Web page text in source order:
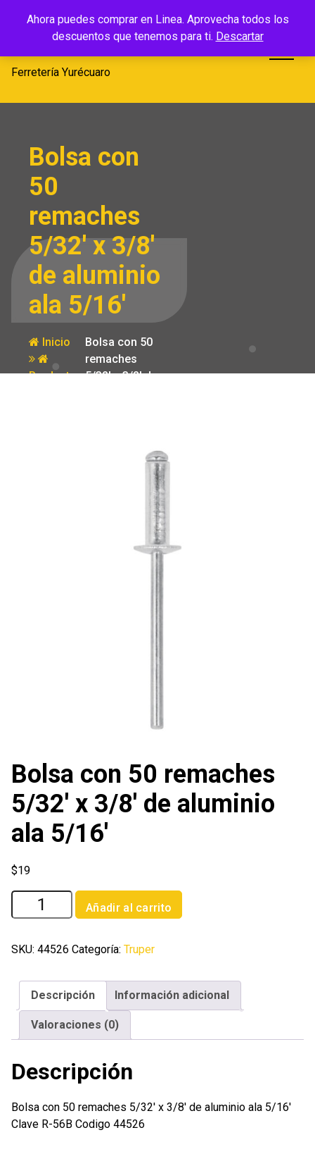
Ahora puedes comprar en Linea. Aprovecha todos los
descuentos que tenemos para ti. Descartar
Ferretería
Yurécuaro
Ferretería Yurécuaro
Bolsa con
50
remaches
5/32′ x 3/8′
de aluminio
ala 5/16′
Inicio
Producto
Bolsa con 50
remaches
5/32′ x 3/8′ de
Bolsa con 50 remaches
5/32′ x 3/8′ de aluminio
ala 5/16′
$19
Bolsa
con
remaches
de
aluminio
5/16'
cantidad
Añadir al carrito
SKU: 44526 Categoría: Truper
Descripción Información adicional
Valoraciones (0)
Descripción
Bolsa con 50 remaches 5/32′ x 3/8′ de aluminio ala 5/16′
Clave R-56B Codigo 44526